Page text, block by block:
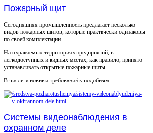
Пожарный щит
Сегодняшняя промышленность предлагает несколько
видов пожарных щитов, которые практически одинаковы
по своей комплектации.
На охраняемых территориях предприятий, в
легкодоступных и видных местах, как правило, принято
устанавливать открытые пожарные щиты.
В числе основных требований к подобным ...
Системы видеонаблюдения в
охранном деле